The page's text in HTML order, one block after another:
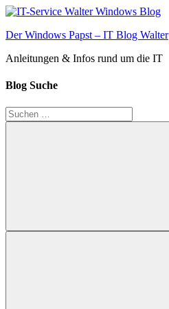
Zum
springen
Der Windows Papst – IT Blog Walter
Anleitungen & Infos rund um die IT
Blog Suche
Suchen
nach:
Suchen